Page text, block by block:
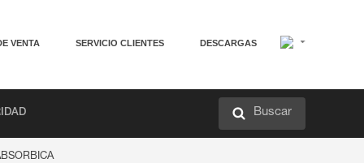
VENTA SERVICIO CLIENTES DESCARGAS
Buscar